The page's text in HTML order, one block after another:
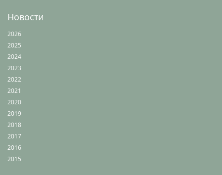
Новости
2026
2025
2024
2023
2022
2021
2020
2019
2018
2017
2016
2015